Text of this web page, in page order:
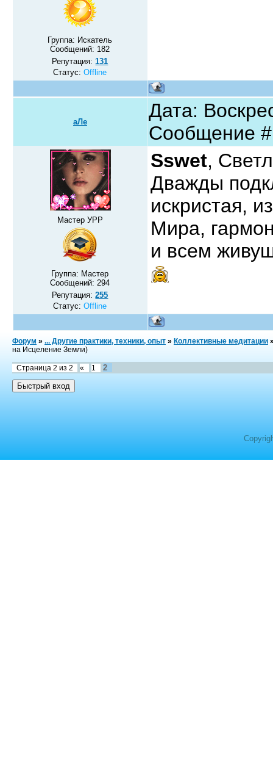
Группа: Искатель
Сообщений: 182
Репутация:131
Статус:Offline
аЛе
Дата:
Сообщение
Мастер УРР
Группа: Мастер
Сообщений: 294
Репутация:255
Статус:Offline
Sswet,
Дважды
искристая,
Мира,
и всем
Форум » ... Другие практики, техники, опыт » Коллективные медитации
на Исцеление Земли)
Страница 2 из 2 « 1 2